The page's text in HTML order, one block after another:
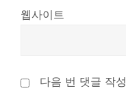
웹사이트
다음 번 댓글 작